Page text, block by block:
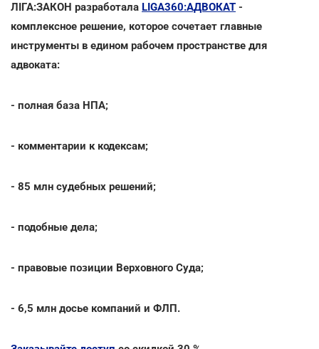
ЛІГА:ЗАКОН разработала LIGA360:АДВОКАТ -
комплексное решение, которое сочетает главные
инструменты в едином рабочем пространстве для
адвоката:
- полная база НПА;
- комментарии к кодексам;
- 85 млн судебных решений;
- подобные дела;
- правовые позиции Верховного Суда;
- 6,5 млн досье компаний и ФЛП.